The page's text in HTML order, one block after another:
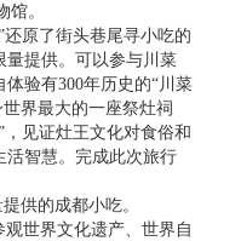
馆。
还原了街头巷尾寻小吃的
量提供。可以参与川菜
验有300年历史的“川菜
界最大的一座祭灶祠
见证灶王文化对食俗和
活智慧。完成此次旅行
供的成都小吃。
观世界文化遗产、世界自